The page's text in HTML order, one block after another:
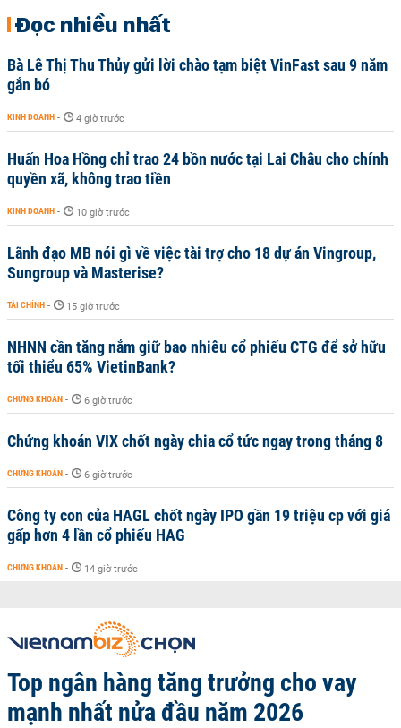
Đọc nhiều nhất
Bà Lê Thị Thu Thủy gửi lời chào tạm biệt VinFast sau 9 năm
gắn bó
KINH DOANH - 4 giờ trước
Huấn Hoa Hồng chỉ trao 24 bồn nước tại Lai Châu cho chính
quyền xã, không trao tiền
KINH DOANH - 10 giờ trước
Lãnh đạo MB nói gì về việc tài trợ cho 18 dự án Vingroup,
Sungroup và Masterise?
TÀI CHÍNH - 15 giờ trước
NHNN cần tăng nắm giữ bao nhiêu cổ phiếu CTG để sở hữu
tối thiểu 65% VietinBank?
CHỨNG KHOÁN - 6 giờ trước
Chứng khoán VIX chốt ngày chia cổ tức ngay trong tháng 8
CHỨNG KHOÁN - 6 giờ trước
Công ty con của HAGL chốt ngày IPO gần 19 triệu cp với giá
gấp hơn 4 lần cổ phiếu HAG
CHỨNG KHOÁN - 14 giờ trước
Top ngân hàng tăng trưởng cho vay
mạnh nhất nửa đầu năm 2026